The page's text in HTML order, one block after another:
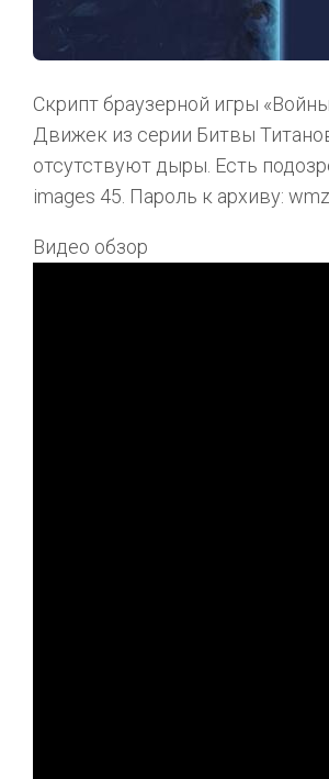
Скрипт браузерной игры
Движек из серии Битвы
отсутствуют дыры. Есть
images 45. Пароль к архиву:
Видео обзор